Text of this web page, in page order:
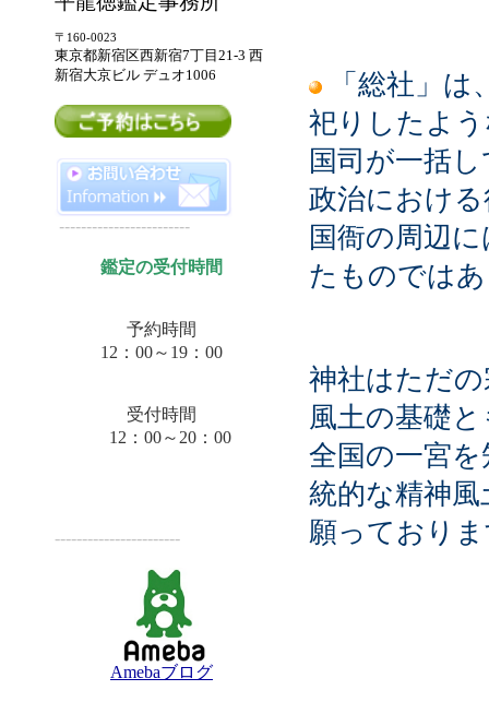
「総社」
祀りしたよ
国司が一括
政治におけ
国衙の周辺
たものでは
神社はただ
風土の基礎
全国の一宮
統的な精神
願っており
〒160-0023
東京都新宿区西新宿7丁目21-3 西
新宿大京ビル デュオ1006
------------------------
鑑定の受付時間
予約時間
12：00～19：00
受付時間
12：00～20：00
-----------------------
Amebaブログ